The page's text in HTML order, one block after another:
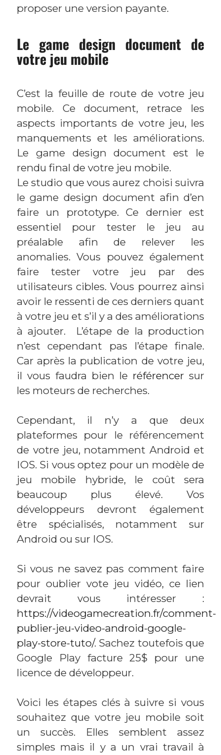
proposer une version payante.
Le game design document de
votre jeu mobile
C’est la feuille de route de votre jeu
mobile. Ce document, retrace les
aspects importants de votre jeu, les
manquements et les améliorations.
Le game design document est le
rendu final de votre jeu mobile.
Le studio que vous aurez choisi suivra
le game design document afin d’en
faire un prototype. Ce dernier est
essentiel pour tester le jeu au
préalable afin de relever les
anomalies. Vous pouvez également
faire tester votre jeu par des
utilisateurs cibles. Vous pourrez ainsi
avoir le ressenti de ces derniers quant
à votre jeu et s’il y a des améliorations
à ajouter. L’étape de la production
n’est cependant pas l’étape finale.
Car après la publication de votre jeu,
il vous faudra bien le référencer sur
les moteurs de recherches.
Cependant, il n’y a que deux
plateformes pour le référencement
de votre jeu, notamment Android et
IOS. Si vous optez pour un modèle de
jeu mobile hybride, le coût sera
beaucoup plus élevé. Vos
développeurs devront également
être spécialisés, notamment sur
Android ou sur IOS.
Si vous ne savez pas comment faire
pour oublier vote jeu vidéo, ce lien
devrait vous intéresser :
https://videogamecreation.fr/comment-
publier-jeu-video-android-google-
play-store-tuto/. Sachez toutefois que
Google Play facture 25$ pour une
licence de développeur.
Voici les étapes clés à suivre si vous
souhaitez que votre jeu mobile soit
un succès. Elles semblent assez
simples mais il y a un vrai travail à